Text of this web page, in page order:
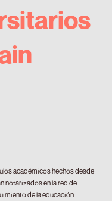
académicos hechos desde
notarizados en la red de
de la educación